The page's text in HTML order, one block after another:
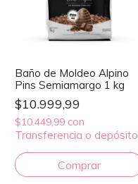
Baño de Moldeo Alpino
Pins Semiamargo 1 kg
$10.999,99
$10.449,99 con
Transferencia o depósito